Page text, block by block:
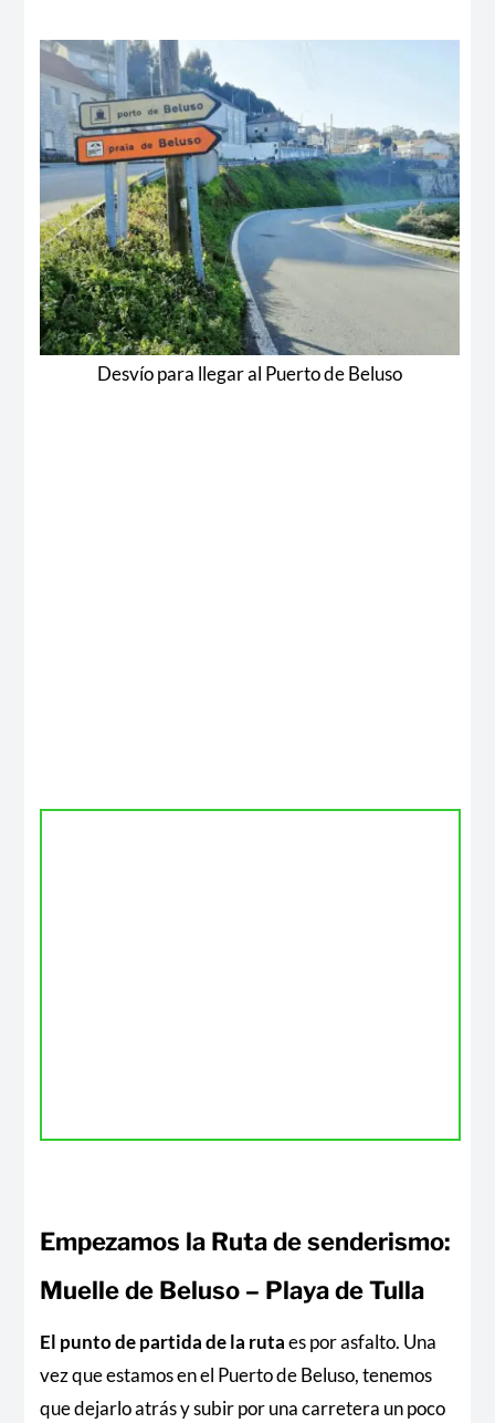
Desvío para llegar al Puerto de Beluso
Empezamos la Ruta de senderismo:
Muelle de Beluso – Playa de Tulla
El punto de partida de la rutaes por asfalto. Una
vez que estamos en el Puerto de Beluso, tenemos
que dejarlo atrás y subir por una carretera un poco